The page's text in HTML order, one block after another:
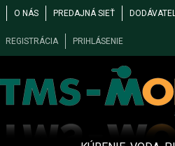
O NÁS PREDAJNÁ SIEŤ
REGISTRÁCIA PRIHLÁSENIE